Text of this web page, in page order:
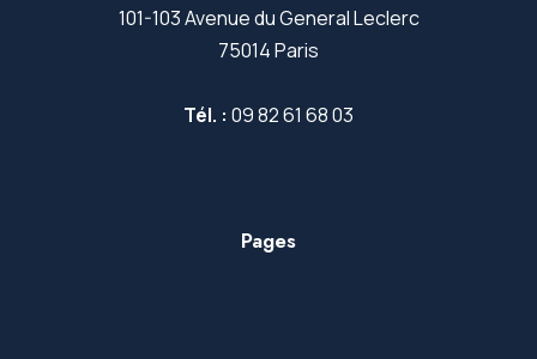
101-103 Avenue du General Leclerc
75014 Paris
Tél. : 09 82 61 68 03
Pages